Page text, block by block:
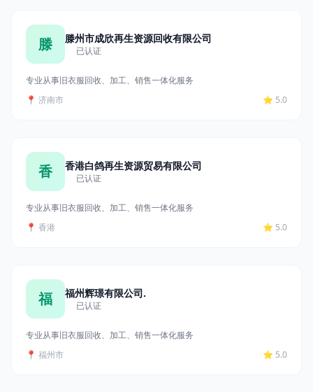
滕 滕州市成欣再生资源回收有限公司
已认证
专业从事旧衣服回收、加工、销售一体化服务
📍 济南市
⭐ 5.0
香 香港白鸽再生资源贸易有限公司
已认证
专业从事旧衣服回收、加工、销售一体化服务
📍 香港
⭐ 5.0
福 福州辉璟有限公司.
已认证
专业从事旧衣服回收、加工、销售一体化服务
📍 福州市
⭐ 5.0